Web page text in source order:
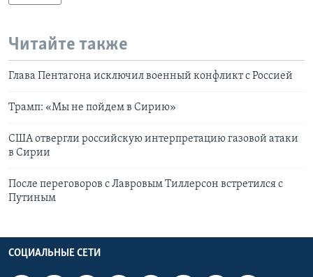
Читайте также
Глава Пентагона исключил военный конфликт с Россией
Трамп: «Мы не пойдем в Сирию»
США отвергли российскую интерпретацию газовой атаки
в Сирии
После переговоров с Лавровым Тиллерсон встретился с
Путиным
СОЦИАЛЬНЫЕ СЕТИ